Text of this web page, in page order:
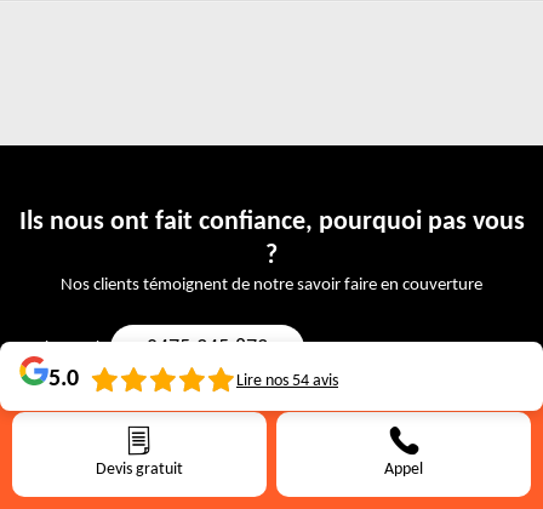
Devis gratuit Appel
Ils nous ont fait confiance, pourquoi pas vous
?
Nos clients témoignent de notre savoir faire en couverture
0475.345.873
Didier Schoepp
5.0 Lire nos 54 avis